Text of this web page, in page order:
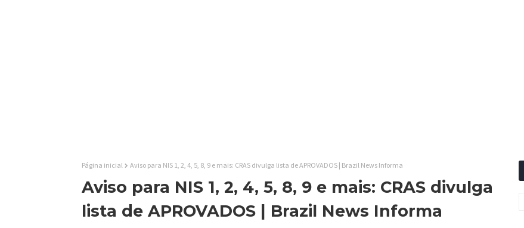
Página inicial Aviso para NIS 1, 2, 4, 5, 8, 9 e mais: CRAS divulga lista de APROVADOS | Brazil News Informa
Aviso para NIS 1, 2, 4, 5, 8, 9 e mais: CRAS divulga
lista de APROVADOS | Brazil News Informa